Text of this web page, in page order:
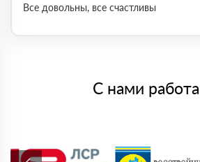
Все довольны, все счастливы
С нами